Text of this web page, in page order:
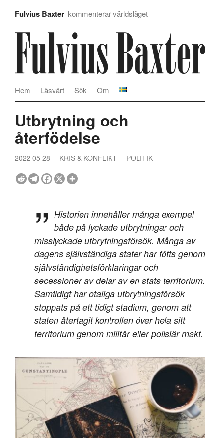
Fulvius Baxter kommenterar världsläget
Om
Sök
Läsvärt
Hem
Utbrytning och
återfödelse
2022 05 28 KRIS & KONFLIKT POLITIK
Historien innehåller många exempel
både på lyckade utbrytningar och
misslyckade utbrytningsförsök. Många av
dagens självständiga stater har fötts genom
självständighetsförklaringar och
secessioner av delar av en stats territorium.
Samtidigt har otaliga utbrytningsförsök
stoppats på ett tidigt stadium, genom att
staten återtagit kontrollen över hela sitt
territorium genom militär eller polisiär makt.